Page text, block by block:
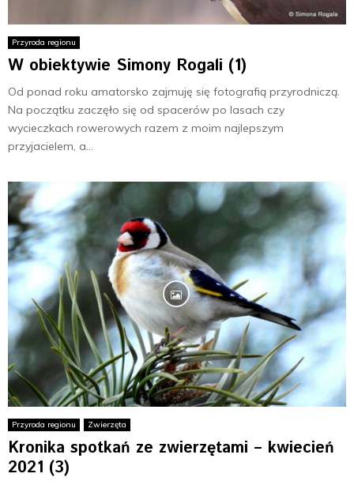
Przyroda regionu
W obiektywie Simony Rogali (1)
Od ponad roku amatorsko zajmuję się fotografią przyrodniczą.
Na początku zaczęło się od spacerów po lasach czy
wycieczkach rowerowych razem z moim najlepszym
przyjacielem, a...
Przyroda regionu Zwierzęta
Kronika spotkań ze zwierzętami – kwiecień
2021 (3)